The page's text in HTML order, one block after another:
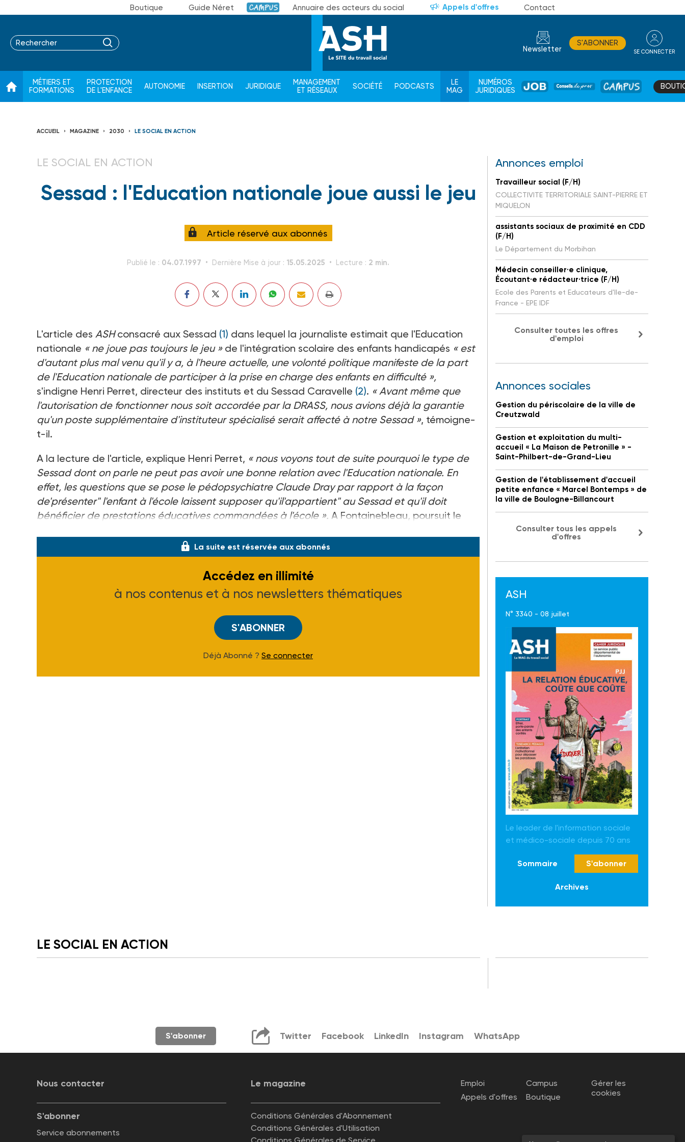
Boutique Guide Néret Campus Annuaire des acteurs du social Appels d'offres Contact
Newsletter
S'ABONNER
SE CONNECTER
MÉTIERS ET
FORMATIONS
PROTECTION
DE L'ENFANCE
AUTONOMIE INSERTION JURIDIQUE
MANAGEMENT
ET RÉSEAUX
SOCIÉTÉ PODCASTS
LE
MAG
NUMÉROS
JURIDIQUES
JOB
DE
CAMPUS
ACCUEIL MAGAZINE 2030 LE SOCIAL EN ACTION
LE SOCIAL EN ACTION
Sessad : l'Education nationale joue aussi le jeu
Article réservé aux abonnés
Publié le : 04.07.1997 Dernière Mise à jour : 15.05.2025 Lecture : 2 min.
L'article des ASHconsacré aux Sessad (1) dans lequel la journaliste estimait que l'Education
nationale « ne joue pas toujours le jeu »de l'intégration scolaire des enfants handicapés « est
d'autant plus mal venu qu'il y a, à l'heure actuelle, une volonté politique manifeste de la part
de l'Education nationale de participer à la prise en charge des enfants en difficulté »,
s'indigne Henri Perret, directeur des instituts et du Sessad Caravelle (2). « Avant même que
l'autorisation de fonctionner nous soit accordée par la DRASS, nous avions déjà la garantie
qu'un poste supplémentaire d'instituteur spécialisé serait affecté à notre Sessad », témoigne-
t-il.
A la lecture de l'article, explique Henri Perret, « nous voyons tout de suite pourquoi le type de
Sessad dont on parle ne peut pas avoir une bonne relation avec l'Education nationale. En
effet, les questions que se pose le pédopsychiatre Claude Dray par rapport à la façon
de'présenter" l'enfant à l'école laissent supposer qu'il'appartient" au Sessad et qu'il doit
bénéficier de prestations éducatives commandées à l'école ». A Fontainebleau, poursuit le
La suite est réservée aux abonnés
Accédez en illimité
à nos contenus et à nos newsletters thématiques
S'ABONNER
Déjà Abonné ? Se connecter
Annonces emploi
Travailleur social (F/H)
COLLECTIVITE TERRITORIALE SAINT-PIERRE ET
MIQUELON
assistants sociaux de proximité en CDD
(F/H)
Le Département du Morbihan
Médecin conseiller·e clinique,
Écoutant·e rédacteur·trice (F/H)
Ecole des Parents et Educateurs d'Ile-de-
France - EPE IDF
Consulter toutes les offres
d'emploi
Annonces sociales
Gestion du périscolaire de la ville de
Creutzwald
Gestion et exploitation du multi-
accueil « La Maison de Petronille » -
Saint-Philbert-de-Grand-Lieu
Gestion de l'établissement d'accueil
petite enfance « Marcel Bontemps » de
la ville de Boulogne-Billancourt
Consulter tous les appels
d'offres
ASH
N° 3340 - 08 juillet
Le leader de l'information sociale
et médico-sociale depuis 70 ans
Sommaire S'abonner
Archives
LE SOCIAL EN ACTION
S'abonner Twitter Facebook LinkedIn Instagram WhatsApp
Nous contacter Le magazine
S'abonner
Service abonnements
Conditions Générales d'Abonnement
Conditions Générales d'Utilisation
Emploi
Appels d'offres
Campus
Boutique
Gérer les
cookies